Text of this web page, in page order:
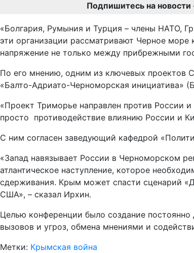
Подпишитесь на новости
«Болгария, Румыния и Турция – члены НАТО,
эти организации рассматривают Черное море
напряжение не только между прибрежными
По его мнению, одним из ключевых проектов
«Балто-Адриато-Черноморская инициатива»
«Проект Триморье направлен против России
просто противодействие влиянию России и
С ним согласен заведующий кафедрой
«Запад навязывает России в Черноморском
атлантическое наступление, которое
сдерживания. Крым может спасти сценарий
США», – сказал Ирхин.
Целью конференции было создание
вызовов и угроз, обмена мнениями и
Метки: Крымская война